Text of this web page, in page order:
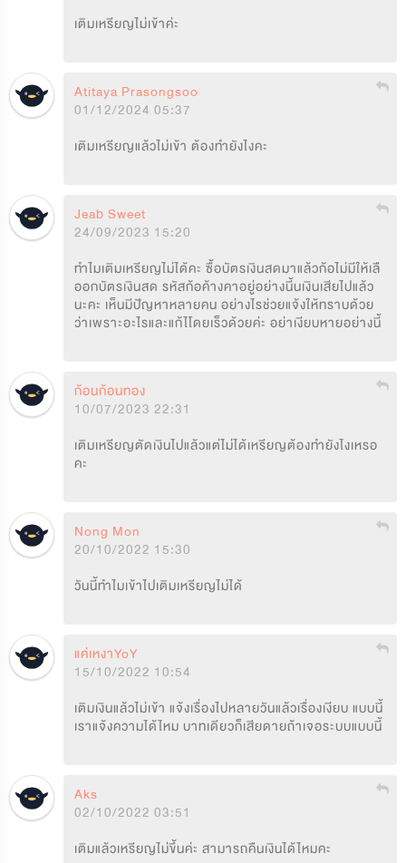
เติมเหรียญไม่เข้าค่ะ
Atitaya Prasongsook
01/12/2024 05:37
เติมเหรียญแล้วไม่เข้า ต้องทำยังไงคะ
Jeab Sweet
24/09/2023 15:20
ทำไมเติมเหรียญไม่ได้คะ ซื้อบัตรเงินสดมาแล้วก้อไม่มีให้เลื
ออกบัตรเงินสด รหัสก้อค้างคาอยู่อย่างนี้นเงินเสียไปแล้ว
นะคะ เห็นมีปัญหาหลายคน อย่างไรช่วยแจ้งให้ทราบด้วย
ว่าเพราะอะไรและแก้ไโดยเร็วด้วยค่ะ อย่าเงียบหายอย่างนี้
ก้อนก้อนทอง
10/07/2023 22:31
เติมเหรียญตัดเงินไปแล้วแต่ไม่ได้เหรียญต้องทำยังไงเหรอ
คะ
Nong Mon
20/10/2022 15:30
วันนี้ทำไมเข้าไปเติมเหรียญไม่ได้
แค่เหงาYoY
15/10/2022 10:54
เติมเงินแล้วไม่เข้า แจ้งเรื่องไปหลายวันแล้วเรื่องเงียบ แบบนี้
เราแจ้งความได้ไหม บาทเดียวก็เสียดายถ้าเจอระบบแบบนี้
Aks
02/10/2022 03:51
เติมแล้วเหรียญไม่ขึ้นค่ะ สามารถคืนเงินได้ไหมคะ